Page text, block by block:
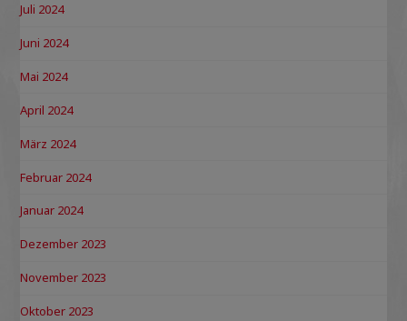
Juli 2024
Juni 2024
Mai 2024
April 2024
März 2024
Februar 2024
Januar 2024
Dezember 2023
November 2023
Oktober 2023